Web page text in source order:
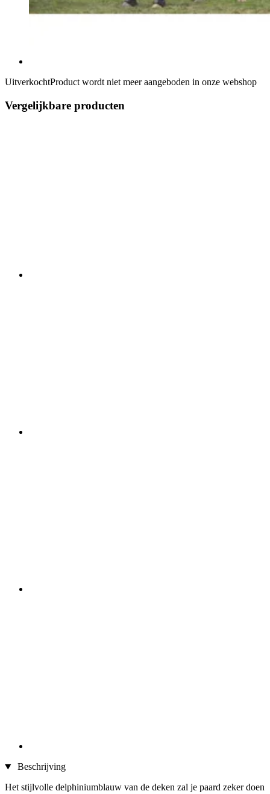
UitverkochtProduct wordt niet meer aangeboden in onze webshop
Vergelijkbare producten
Beschrijving
Het stijlvolle delphiniumblauw van de deken zal je paard zeker doen